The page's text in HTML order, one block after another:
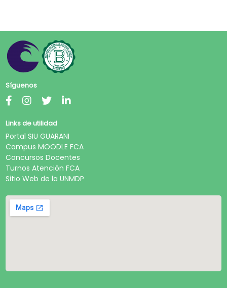
Síguenos
Links de utilidad
Portal SIU GUARANI
Campus MOODLE FCA
Concursos Docentes
Turnos Atención FCA
Sitio Web de la UNMDP